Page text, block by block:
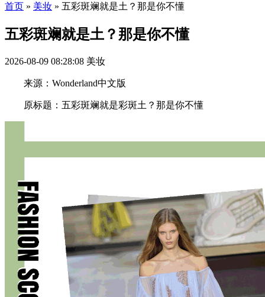
首页 » 美妆 » 五彩斑斓就是土？那是你不懂
五彩斑斓就是土？那是你不懂
2026-08-09 08:28:08 美妆
来源：Wonderland中文版
原标题：五彩斑斓就是彩斑土？那是你不懂